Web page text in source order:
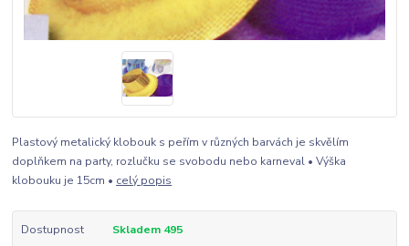
Plastový metalický klobouk s peřím v různých barvách je skvělím
doplňkem na party, rozlučku se svobodu nebo karneval • Výška
klobouku je 15cm • celý popis
Dostupnost Skladem 495